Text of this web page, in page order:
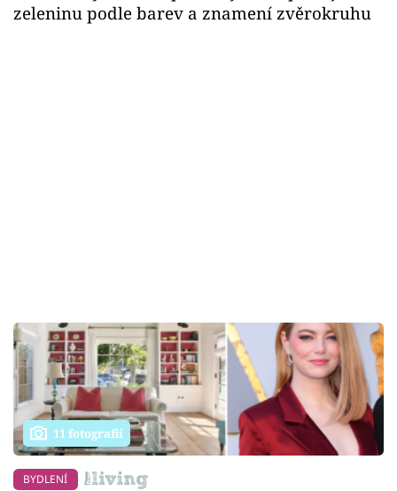
zeleninu podle barev a znamení zvěrokruhu
11 fotografií
BYDLENÍ